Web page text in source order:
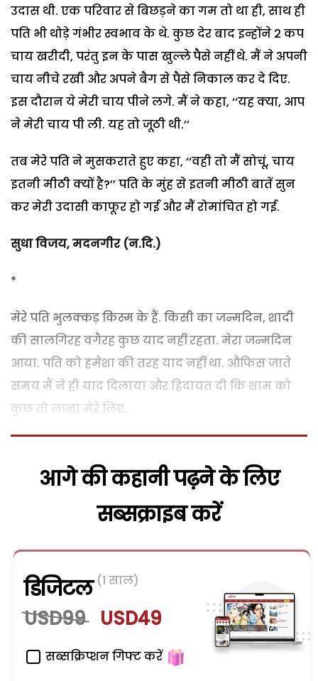
उदास थी. एक परिवार से बिछड़ने का गम तो था ही, साथ ही
पति भी थोड़े गंभीर स्वभाव के थे. कुछ देर बाद इन्होंने 2 कप
चाय खरीदी, परंतु इन के पास खुल्ले पैसे नहीं थे. मैं ने अपनी
चाय नीचे रखी और अपने बैग से पैसे निकाल कर दे दिए.
इस दौरान ये मेरी चाय पीने लगे. मैं ने कहा, ‘‘यह क्या, आप
ने मेरी चाय पी ली. यह तो जूठी थी.’’
तब मेरे पति ने मुसकराते हुए कहा, ‘‘वही तो मैं सोचूं, चाय
इतनी मीठी क्यों है?’’पति के मुंह से इतनी मीठी बातें सुन
कर मेरी उदासी काफूर हो गई और मैं रोमांचित हो गई.
सुधा विजय, मदनगीर (न.दि.)
*
मेरे पति भुलक्कड़ किस्म के हैं. किसी का जन्मदिन, शादी
की सालगिरह वगैरह कुछ याद नहीं रहता. मेरा जन्मदिन
आया. पति को हमेशा की तरह याद नहीं था. औफिस जाते
समय मैं ने ही याद दिलाया और हिदायत दी कि शाम को
कुछ तो लाना मेरे लिए.
आगे की कहानी पढ़ने के लिए
सब्सक्राइब करें
डिजिटल (1 साल)
USD99 USD49
सब्सक्रिप्शन गिफ्ट करें